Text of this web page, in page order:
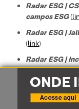
Radar ESG |
campos ESG(
Radar ESG |
(link)
Radar ESG |
construção(link
Radar ESG |
espera?(link)